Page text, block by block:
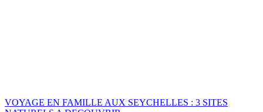
VOYAGE EN FAMILLE AUX SEYCHELLES : 3 SITES